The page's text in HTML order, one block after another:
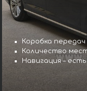
Коробка
Количество
Навигация – есть